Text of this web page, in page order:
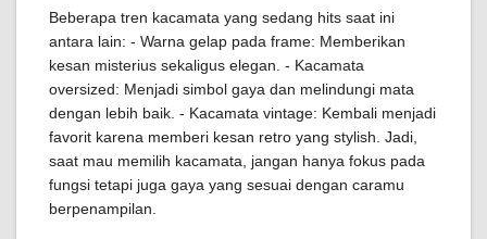
Beberapa tren kacamata yang sedang hits saat ini
antara lain: - Warna gelap pada frame: Memberikan
kesan misterius sekaligus elegan. - Kacamata
oversized: Menjadi simbol gaya dan melindungi mata
dengan lebih baik. - Kacamata vintage: Kembali menjadi
favorit karena memberi kesan retro yang stylish. Jadi,
saat mau memilih kacamata, jangan hanya fokus pada
fungsi tetapi juga gaya yang sesuai dengan caramu
berpenampilan.